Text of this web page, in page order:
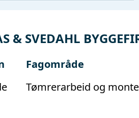
& SVEDAHL
Fagområde
Tømrerarbeid og